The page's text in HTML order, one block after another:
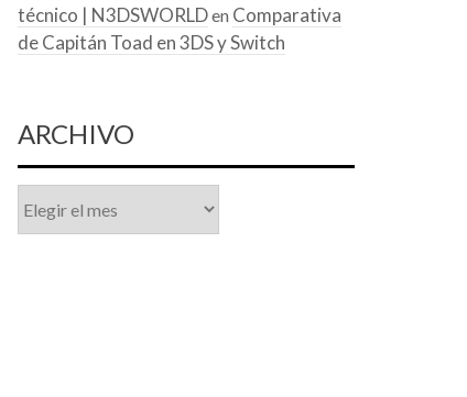
técnico | N3DSWORLDen Comparativa
de Capitán Toad en 3DS y Switch
ARCHIVO